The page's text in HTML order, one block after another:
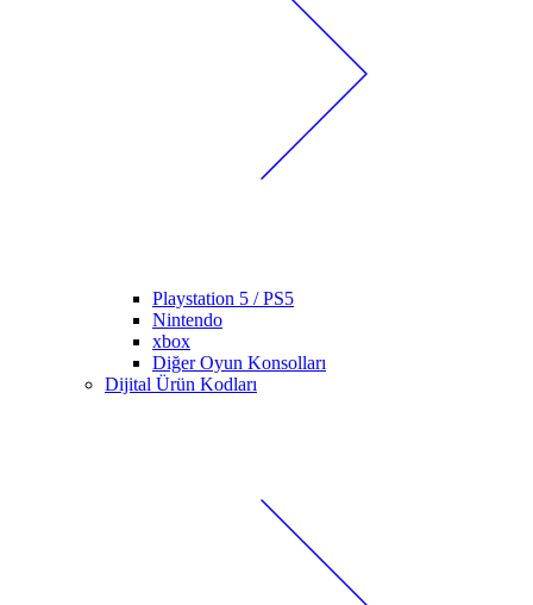
Playstation 5 / PS5
Nintendo
xbox
Diğer Oyun Konsolları
Dijital Ürün Kodları